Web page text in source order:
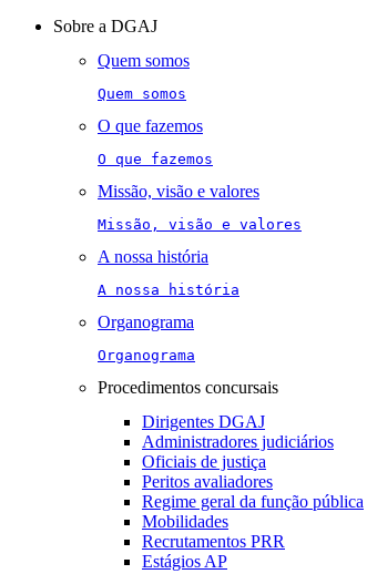
navigationSobre a DGAJ
Quem somos
Quem somos
O que fazemos
O que fazemos
Missão, visão e valores
Missão, visão e valores
A nossa história
A nossa história
Organograma
Organograma
Procedimentos concursais
Dirigentes DGAJ
Administradores judiciários
Oficiais de justiça
Peritos avaliadores
Regime geral da função pública
Mobilidades
Recrutamentos PRR
Estágios AP